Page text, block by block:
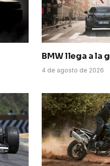
BMW llega a la
4 de agosto de 2026